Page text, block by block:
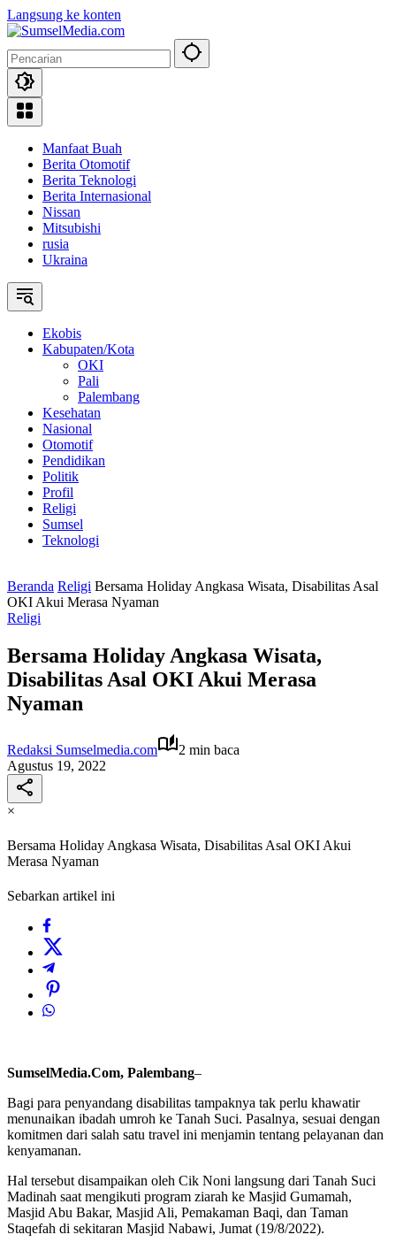
Langsung ke konten
Manfaat Buah
Berita Otomotif
Berita Teknologi
Berita Internasional
Nissan
Mitsubishi
rusia
Ukraina
Ekobis
Kabupaten/Kota
OKI
Pali
Palembang
Kesehatan
Nasional
Otomotif
Pendidikan
Politik
Profil
Religi
Sumsel
Teknologi
Beranda Religi Bersama Holiday Angkasa Wisata, Disabilitas Asal
OKI Akui Merasa Nyaman
Religi
Bersama Holiday Angkasa Wisata,
Disabilitas Asal OKI Akui Merasa
Nyaman
Redaksi Sumselmedia.com
2 min baca
Agustus 19, 2022
×
Bersama Holiday Angkasa Wisata, Disabilitas Asal OKI Akui
Merasa Nyaman
Sebarkan artikel ini
SumselMedia.Com, Palembang–
Bagi para penyandang disabilitas tampaknya tak perlu khawatir
menunaikan ibadah umroh ke Tanah Suci. Pasalnya, sesuai dengan
komitmen dari salah satu travel ini menjamin tentang pelayanan dan
kenyamanan.
Hal tersebut disampaikan oleh Cik Noni langsung dari Tanah Suci
Madinah saat mengikuti program ziarah ke Masjid Gumamah,
Masjid Abu Bakar, Masjid Ali, Pemakaman Baqi, dan Taman
Staqefah di sekitaran Masjid Nabawi, Jumat (19/8/2022).